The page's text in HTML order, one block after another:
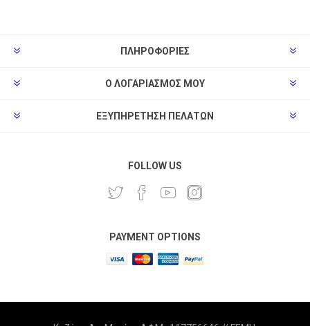
ΠΛΗΡΟΦΟΡΊΕΣ
Ο ΛΟΓΑΡΙΑΣΜΌΣ ΜΟΥ
ΕΞΥΠΗΡΈΤΗΣΗ ΠΕΛΑΤΏΝ
FOLLOW US
PAYMENT OPTIONS